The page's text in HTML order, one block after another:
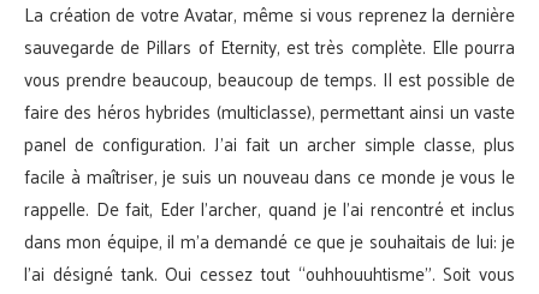
La création de votre Avatar, même si vous reprenez la dernière
sauvegarde de Pillars of Eternity, est très complète. Elle pourra
vous prendre beaucoup, beaucoup de temps. Il est possible de
faire des héros hybrides (multiclasse), permettant ainsi un vaste
panel de configuration. J’ai fait un archer simple classe, plus
facile à maîtriser, je suis un nouveau dans ce monde je vous le
rappelle. De fait, Eder l’archer, quand je l’ai rencontré et inclus
dans mon équipe, il m’a demandé ce que je souhaitais de lui: je
l’ai désigné tank. Oui cessez tout “ouhhouuhtisme”. Soit vous